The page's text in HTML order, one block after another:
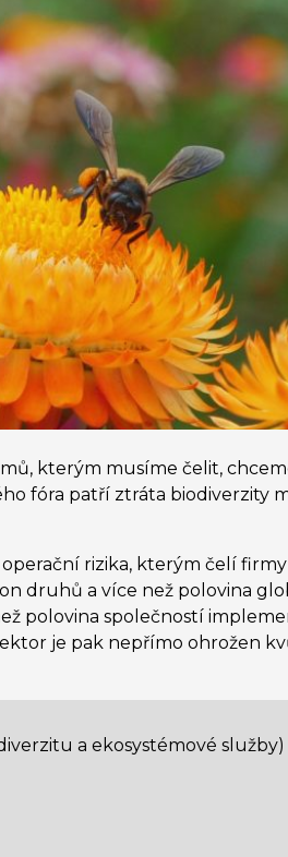
kterým musíme čelit,
fóra patří ztráta biodiverzity
rizika, kterým čelí
druhů a více než polovina
polovina společností
je pak nepřímo ohrožen
a ekosystémové